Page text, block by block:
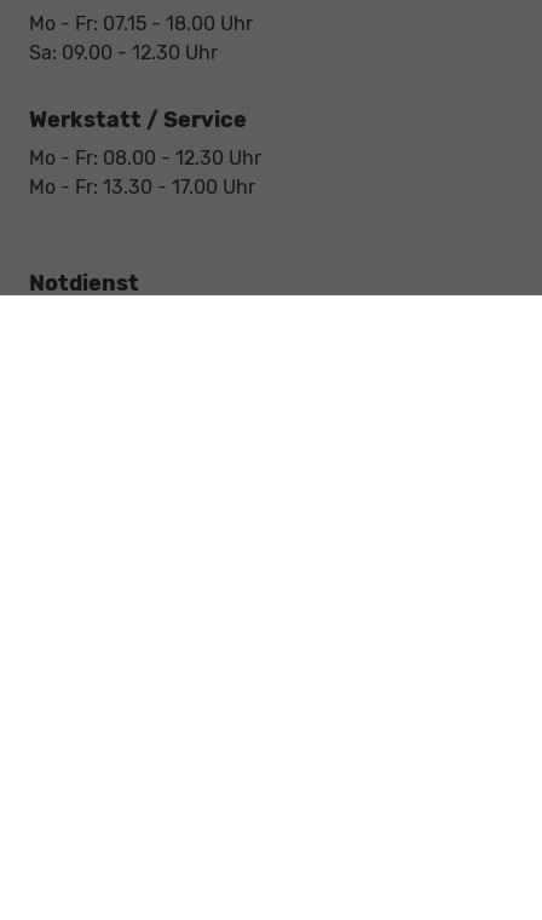
Mo - Fr: 07.15 - 18.00 Uhr
Sa: 09.00 - 12.30 Uhr
Werkstatt / Service
Mo - Fr: 08.00 - 12.30 Uhr
Mo - Fr: 13.30 - 17.00 Uhr
Notdienst